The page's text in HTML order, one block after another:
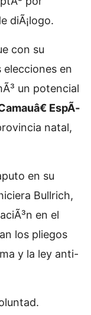
diÃ¡logo.
con su
elecciones en
un potencial
EspÃ­
natal,
en su
Bullrich,
en el
los pliegos
y la ley anti-